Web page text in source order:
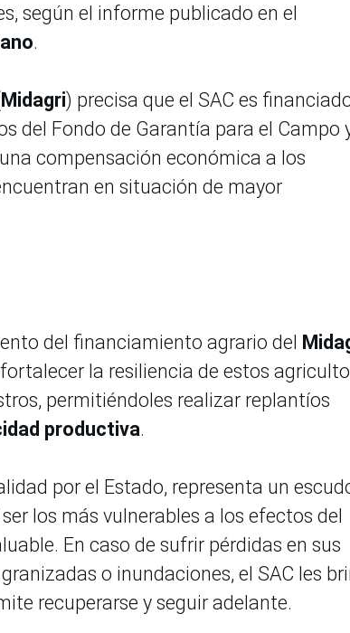
según el informe publicado en el
.
Midagri) precisa que el SAC es
del Fondo de Garantía para el Campo
compensación económica a los
en situación de mayor
del financiamiento agrario del
la resiliencia de estos
permitiéndoles realizar replantíos
productiva.
por el Estado, representa un
los más vulnerables a los efectos del
En caso de sufrir pérdidas en sus
o inundaciones, el SAC les
recuperarse y seguir adelante.